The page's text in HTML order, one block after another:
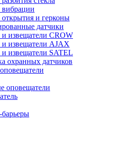
и герконы
датчики
извещатели CROW
и извещатели AJAX
извещатели SATEL
охранных датчиков
оповещатели